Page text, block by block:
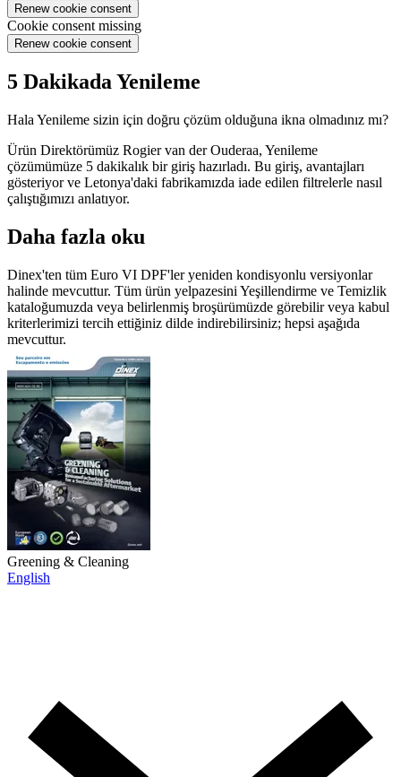
Renew cookie consent
Cookie consent missing
Renew cookie consent
5 Dakikada Yenileme
Hala Yenileme sizin için doğru çözüm olduğuna ikna olmadınız mı?
Ürün Direktörümüz Rogier van der Ouderaa, Yenileme
çözümümüze 5 dakikalık bir giriş hazırladı. Bu giriş, avantajları
gösteriyor ve Letonya'daki fabrikamızda iade edilen filtrelerle nasıl
çalıştığımızı anlatıyor.
Daha fazla oku
Dinex'ten tüm Euro VI DPF'ler yeniden kondisyonlu versiyonlar
halinde mevcuttur. Tüm ürün yelpazesini Yeşillendirme ve Temizlik
kataloğumuzda veya belirlenmiş broşürümüzde görebilir veya kabul
kriterlerimizi tercih ettiğiniz dilde indirebilirsiniz; hepsi aşağıda
mevcuttur.
Greening & Cleaning
English